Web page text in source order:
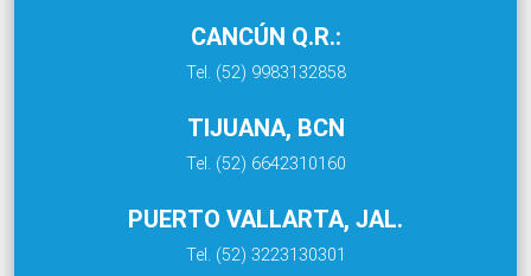
CANCÚN Q.R.:
Tel. (52) 9983132858
TIJUANA, BCN
Tel. (52) 6642310160
PUERTO VALLARTA, JAL.
Tel. (52) 3223130301